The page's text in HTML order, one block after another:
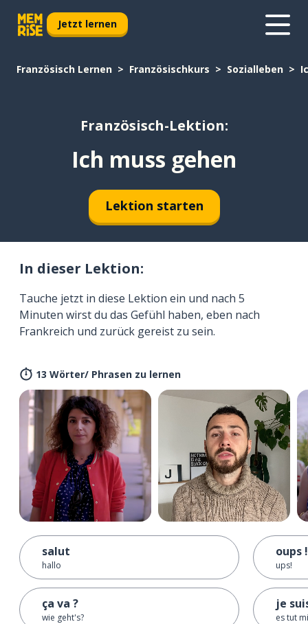
Jetzt lernen
Französisch Lernen Französischkurs Sozialleben
Französisch-Lektion:
Ich muss gehen
Lektion starten
In dieser Lektion:
Tauche jetzt in diese Lektion ein und nach 5
Minuten wirst du das Gefühl haben, eben nach
Frankreich und zurück gereist zu sein.
13 Wörter/ Phrasen zu lernen
salut
hallo
ça va ?
wie geht's?
oups !
ups!
je
es tut